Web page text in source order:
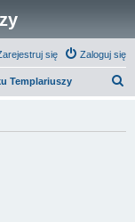
Zaloguj się
się
Templariuszy